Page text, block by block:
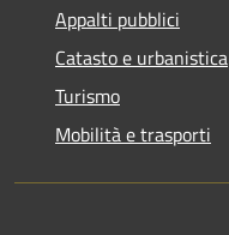
Appalti pubblici
Catasto e urbanistica
Turismo
Mobilità e trasporti